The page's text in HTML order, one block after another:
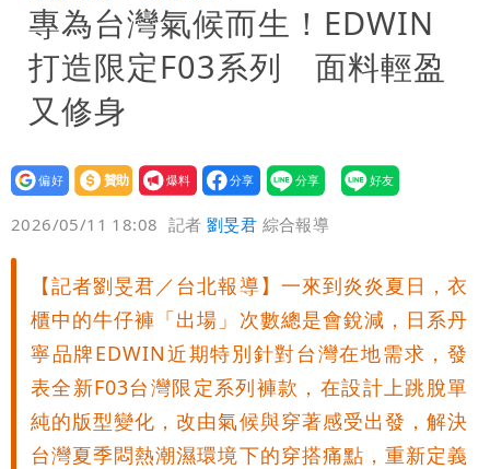
專為台灣氣候而生！EDWIN
打造限定F03系列 面料輕盈
又修身
設為
贊助
我要
爆料
2026/05/11 18:08 記者劉旻君 綜合報導
【記者劉旻君／台北報導】一來到炎炎夏日，衣
櫃中的牛仔褲「出場」次數總是會銳減，日系丹
寧品牌EDWIN近期特別針對台灣在地需求，發
表全新F03台灣限定系列褲款，在設計上跳脫單
純的版型變化，改由氣候與穿著感受出發，解決
台灣夏季悶熱潮濕環境下的穿搭痛點，重新定義